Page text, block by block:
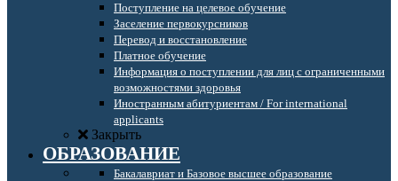
Поступление на целевое обучение
Заселение первокурсников
Перевод и восстановление
Платное обучение
Информация о поступлении для лиц с ограниченными
возможностями здоровья
Иностранным абитуриентам / For international
applicants
Закрыть
ОБРАЗОВАНИЕ
Бакалавриат и Базовое высшее образование